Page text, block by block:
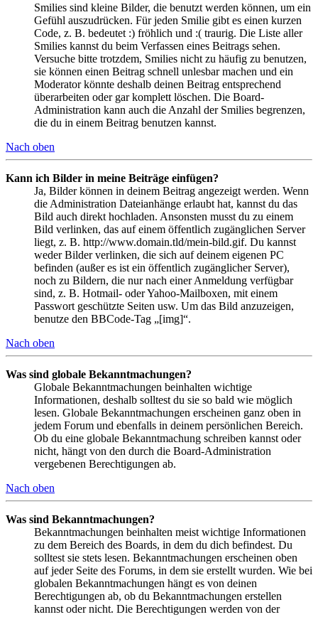
Smilies sind kleine Bilder, die benutzt werden können, um ein
Gefühl auszudrücken. Für jeden Smilie gibt es einen kurzen
Code, z. B. bedeutet :) fröhlich und :( traurig. Die Liste aller
Smilies kannst du beim Verfassen eines Beitrags sehen.
Versuche bitte trotzdem, Smilies nicht zu häufig zu benutzen,
sie können einen Beitrag schnell unlesbar machen und ein
Moderator könnte deshalb deinen Beitrag entsprechend
überarbeiten oder gar komplett löschen. Die Board-
Administration kann auch die Anzahl der Smilies begrenzen,
die du in einem Beitrag benutzen kannst.
Nach oben
Kann ich Bilder in meine Beiträge einfügen?
Ja, Bilder können in deinem Beitrag angezeigt werden. Wenn
die Administration Dateianhänge erlaubt hat, kannst du das
Bild auch direkt hochladen. Ansonsten musst du zu einem
Bild verlinken, das auf einem öffentlich zugänglichen Server
liegt, z. B. http://www.domain.tld/mein-bild.gif. Du kannst
weder Bilder verlinken, die sich auf deinem eigenen PC
befinden (außer es ist ein öffentlich zugänglicher Server),
noch zu Bildern, die nur nach einer Anmeldung verfügbar
sind, z. B. Hotmail- oder Yahoo-Mailboxen, mit einem
Passwort geschützte Seiten usw. Um das Bild anzuzeigen,
benutze den BBCode-Tag „[img]“.
Nach oben
Was sind globale Bekanntmachungen?
Globale Bekanntmachungen beinhalten wichtige
Informationen, deshalb solltest du sie so bald wie möglich
lesen. Globale Bekanntmachungen erscheinen ganz oben in
jedem Forum und ebenfalls in deinem persönlichen Bereich.
Ob du eine globale Bekanntmachung schreiben kannst oder
nicht, hängt von den durch die Board-Administration
vergebenen Berechtigungen ab.
Nach oben
Was sind Bekanntmachungen?
Bekanntmachungen beinhalten meist wichtige Informationen
zu dem Bereich des Boards, in dem du dich befindest. Du
solltest sie stets lesen. Bekanntmachungen erscheinen oben
auf jeder Seite des Forums, in dem sie erstellt wurden. Wie bei
globalen Bekanntmachungen hängt es von deinen
Berechtigungen ab, ob du Bekanntmachungen erstellen
kannst oder nicht. Die Berechtigungen werden von der